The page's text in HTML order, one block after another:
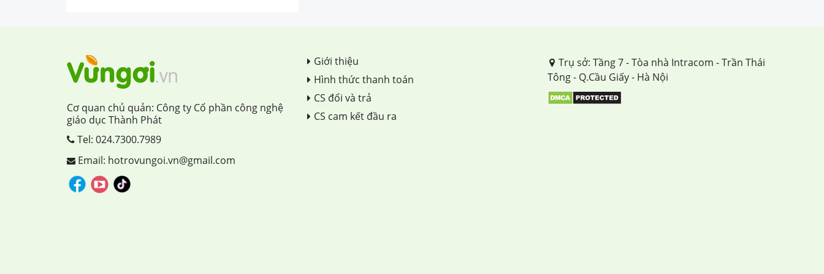
Cơ quan chủ quản: Công ty Cổ phần công nghệ
giáo dục Thành Phát
Tel: 024.7300.7989
Email: hotrovungoi.vn@gmail.com
Giới thiệu
Hình thức thanh toán
CS đổi và trả
CS cam kết đầu ra
Trụ sở: Tầng 7 - Tòa nhà Intracom - Trần Thái
Tông - Q.Cầu Giấy - Hà Nội